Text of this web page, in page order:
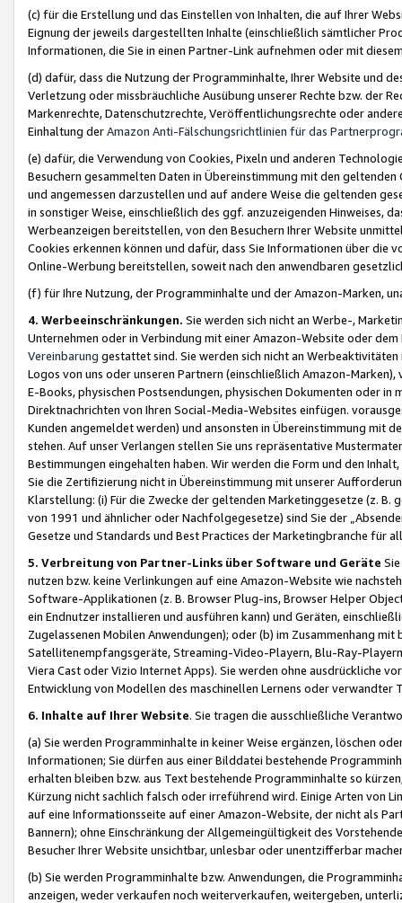
(c) für die Erstellung und das Einstellen von Inhalten, die auf Ihrer
Eignung der jeweils dargestellten Inhalte (einschließlich sämtlicher
Informationen, die Sie in einen Partner-Link aufnehmen oder mit
(d) dafür, dass die Nutzung der Programminhalte, Ihrer Website und
Verletzung oder missbräuchliche Ausübung unserer Rechte bzw. der
Markenrechte, Datenschutzrechte, Veröffentlichungsrechte oder
Einhaltung derAmazon Anti-Fälschungsrichtlinien für das
(e) dafür, die Verwendung von Cookies, Pixeln und anderen
Besuchern gesammelten Daten in Übereinstimmung mit den
und angemessen darzustellen und auf andere Weise die geltenden
in sonstiger Weise, einschließlich des ggf. anzuzeigenden Hinweises,
Werbeanzeigen bereitstellen, von den Besuchern Ihrer Website
Cookies erkennen können und dafür, dass Sie Informationen über die
Online-Werbung bereitstellen, soweit nach den anwendbaren
(f) für Ihre Nutzung, der Programminhalte und der Amazon-Marken,
4. Werbeeinschränkungen. Sie werden sich nicht an Werbe-,
Unternehmen oder in Verbindung mit einer Amazon-Website oder
Vereinbarung gestattet sind. Sie werden sich nicht an
Logos von uns oder unseren Partnern (einschließlich Amazon-
E-Books, physischen Postsendungen, physischen Dokumenten oder in
Direktnachrichten von Ihren Social-Media-Websites einfügen.
Kunden angemeldet werden) und ansonsten in Übereinstimmung mit
stehen. Auf unser Verlangen stellen Sie uns repräsentative
Bestimmungen eingehalten haben. Wir werden die Form und den
Sie die Zertifizierung nicht in Übereinstimmung mit unserer
Klarstellung: (i) Für die Zwecke der geltenden Marketinggesetze (z. B.
von 1991 und ähnlicher oder Nachfolgegesetze) sind Sie der
Gesetze und Standards und Best Practices der Marketingbranche für
5. Verbreitung von Partner-Links über Software und Geräte
nutzen bzw. keine Verlinkungen auf eine Amazon-Website wie
Software-Applikationen (z. B. Browser Plug-ins, Browser Helper
ein Endnutzer installieren und ausführen kann) und Geräten,
Zugelassenen Mobilen Anwendungen); oder (b) im Zusammenhang
Satellitenempfangsgeräte, Streaming-Video-Playern, Blu-Ray-
Viera Cast oder Vizio Internet Apps). Sie werden ohne ausdrückliche
Entwicklung von Modellen des maschinellen Lernens oder
6. Inhalte auf Ihrer Website. Sie tragen die ausschließliche
(a) Sie werden Programminhalte in keiner Weise ergänzen, löschen
Informationen; Sie dürfen aus einer Bilddatei bestehende
erhalten bleiben bzw. aus Text bestehende Programminhalte so
Kürzung nicht sachlich falsch oder irreführend wird. Einige Arten von
auf eine Informationsseite auf einer Amazon-Website, der nicht als
Bannern); ohne Einschränkung der Allgemeingültigkeit des
Besucher Ihrer Website unsichtbar, unlesbar oder unentzifferbar
(b) Sie werden Programminhalte bzw. Anwendungen, die
anzeigen, weder verkaufen noch weiterverkaufen, weitergeben,